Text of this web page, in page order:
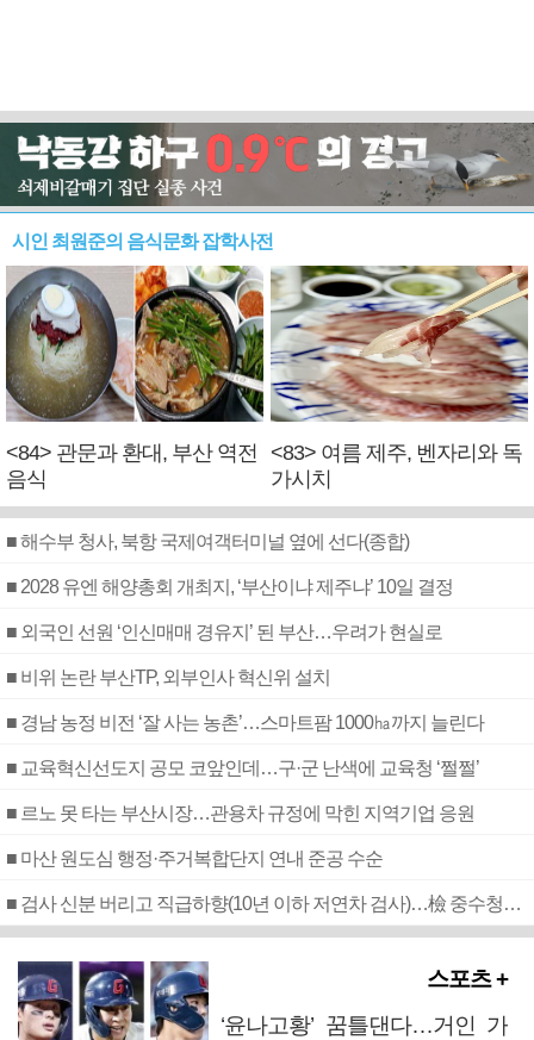
시인 최원준의 음식문화 잡학사전
<84> 관문과 환대, 부산 역전
음식
<83> 여름 제주, 벤자리와 독
가시치
■ 해수부 청사, 북항 국제여객터미널 옆에 선다(종합)
■ 2028 유엔 해양총회 개최지, ‘부산이냐 제주냐’ 10일 결정
■ 외국인 선원 ‘인신매매 경유지’ 된 부산…우려가 현실로
■ 비위 논란 부산TP, 외부인사 혁신위 설치
■ 경남 농정 비전 ‘잘 사는 농촌’…스마트팜 1000㏊까지 늘린다
■ 교육혁신선도지 공모 코앞인데…구·군 난색에 교육청 ‘쩔쩔’
■ 르노 못 타는 부산시장…관용차 규정에 막힌 지역기업 응원
■ 마산 원도심 행정·주거복합단지 연내 준공 수순
■ 검사 신분 버리고 직급하향(10년 이하 저연차 검사)…檢 중수청행 기피
스포츠 +
‘윤나고황’ 꿈틀댄다…거인 가